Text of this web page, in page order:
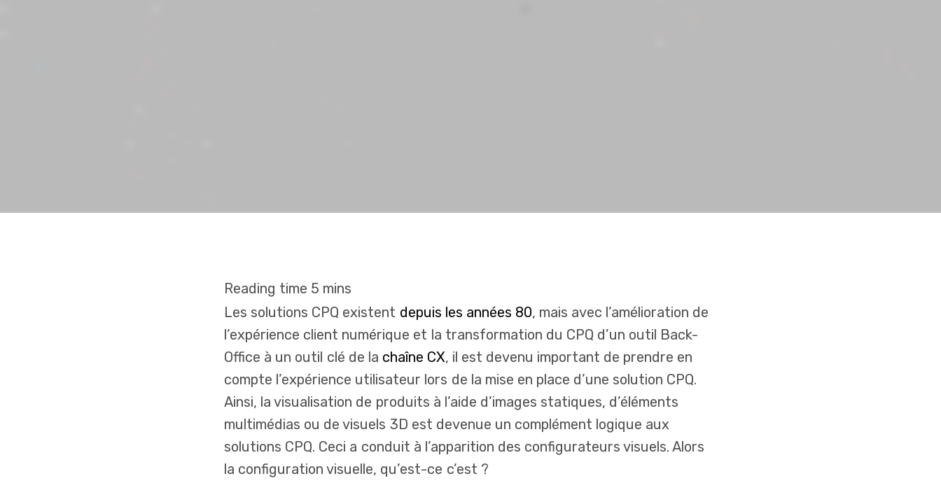
Les solutions CPQ existent depuis les années 80, mais avec l’amélioration de
l’expérience client numérique et la transformation du CPQ d’un outil Back-
Office à un outil clé de la chaîne CX, il est devenu important de prendre en
compte l’expérience utilisateur lors de la mise en place d’une solution CPQ.
Ainsi, la visualisation de produits à l’aide d’images statiques, d’éléments
multimédias ou de visuels 3D est devenue un complément logique aux
solutions CPQ. Ceci a conduit à l’apparition des configurateurs visuels. Alors
la configuration visuelle, qu’est-ce c’est ?